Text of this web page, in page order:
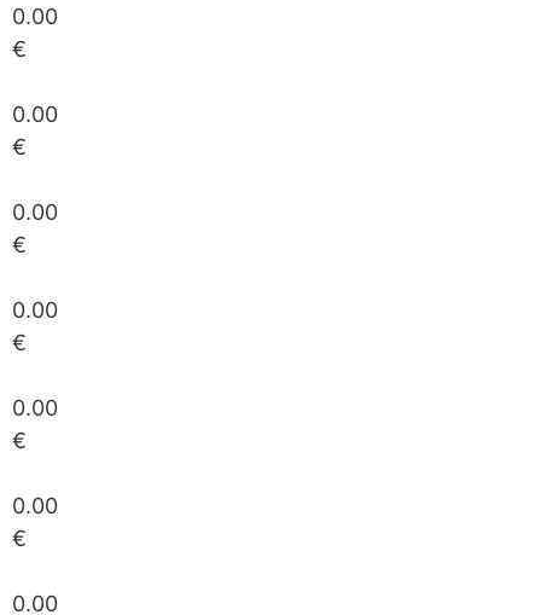
0.00
€
0.00
€
0.00
€
0.00
€
0.00
€
0.00
€
0.00